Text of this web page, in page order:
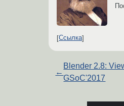
Ссылка
←
Blender 2.8:
GSoC'2017